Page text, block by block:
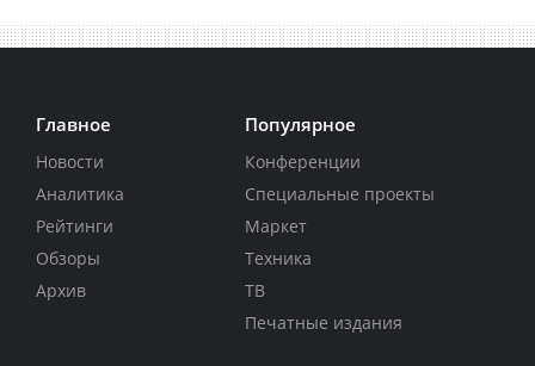
Главное
Новости
Аналитика
Рейтинги
Обзоры
Архив
Популярное
Конференции
Специальные проекты
Маркет
Техника
ТВ
Печатные издания